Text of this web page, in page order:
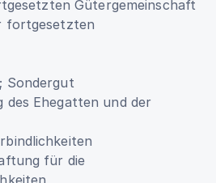
Gütergemeinschaft
fortgesetzten
Sondergut
des Ehegatten und der
für die